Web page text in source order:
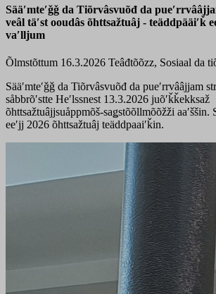
Sääʹmteʹǧǧ da Tiõrvâsvuõđ da
veâl täʹst ooudâs õhttsažtuâj - teäddpääiʹǩ
vaʹlljum
Õlmstõttum 16.3.2026 Teâđtõõzz, Sosiaal da
Sääʹmteʹǧǧ da Tiõrvâsvuõđ da pueʹrrvââjjam
såbbrõʹstte Heʹlssnest 13.3.2026 juõʹǩǩekksaž
õhttsažtuâjjsuåppmõš-saǥstõõllmõõžži aaʹššin.
eeʹjj 2026 õhttsažtuâj teäddpaaiʹǩin.